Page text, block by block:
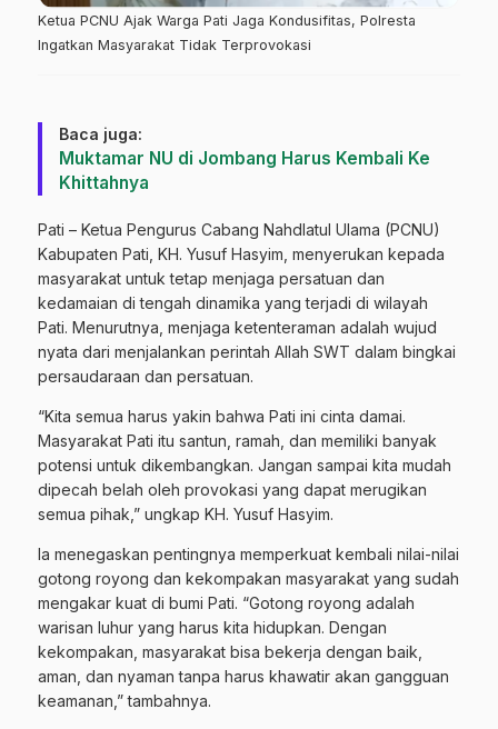
Ketua PCNU Ajak Warga Pati Jaga Kondusifitas, Polresta
Ingatkan Masyarakat Tidak Terprovokasi
Baca juga:
Muktamar NU di Jombang Harus Kembali Ke
Khittahnya
Pati – Ketua Pengurus Cabang Nahdlatul Ulama (PCNU)
Kabupaten Pati, KH. Yusuf Hasyim, menyerukan kepada
masyarakat untuk tetap menjaga persatuan dan
kedamaian di tengah dinamika yang terjadi di wilayah
Pati. Menurutnya, menjaga ketenteraman adalah wujud
nyata dari menjalankan perintah Allah SWT dalam bingkai
persaudaraan dan persatuan.
“Kita semua harus yakin bahwa Pati ini cinta damai.
Masyarakat Pati itu santun, ramah, dan memiliki banyak
potensi untuk dikembangkan. Jangan sampai kita mudah
dipecah belah oleh provokasi yang dapat merugikan
semua pihak,” ungkap KH. Yusuf Hasyim.
Ia menegaskan pentingnya memperkuat kembali nilai-nilai
gotong royong dan kekompakan masyarakat yang sudah
mengakar kuat di bumi Pati. “Gotong royong adalah
warisan luhur yang harus kita hidupkan. Dengan
kekompakan, masyarakat bisa bekerja dengan baik,
aman, dan nyaman tanpa harus khawatir akan gangguan
keamanan,” tambahnya.